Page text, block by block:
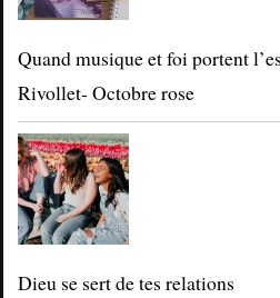
Quand musique et foi portent
Rivollet- Octobre rose
Dieu se sert de tes relations